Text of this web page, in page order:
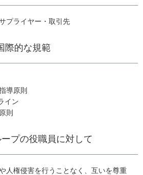
プライヤー・取引先
的な規範
導原則
イン
則
プの役職員に対して
人権侵害を行うことなく、互いを尊重